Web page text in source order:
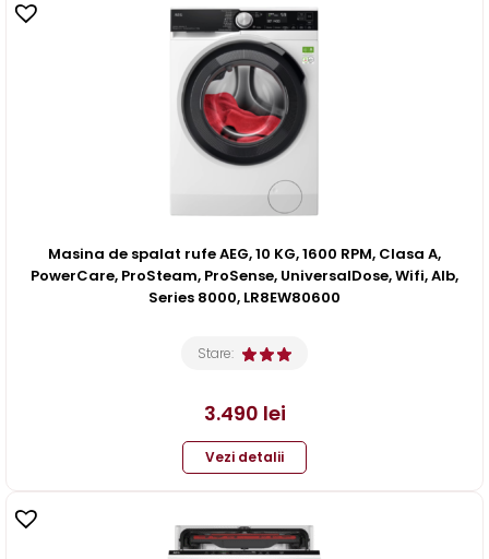
Masina de spalat rufe AEG, 10 KG, 1600 RPM, Clasa A,
PowerCare, ProSteam, ProSense, UniversalDose, Wifi, Alb,
Series 8000, LR8EW80600
Stare:
3.490 lei
Vezi detalii